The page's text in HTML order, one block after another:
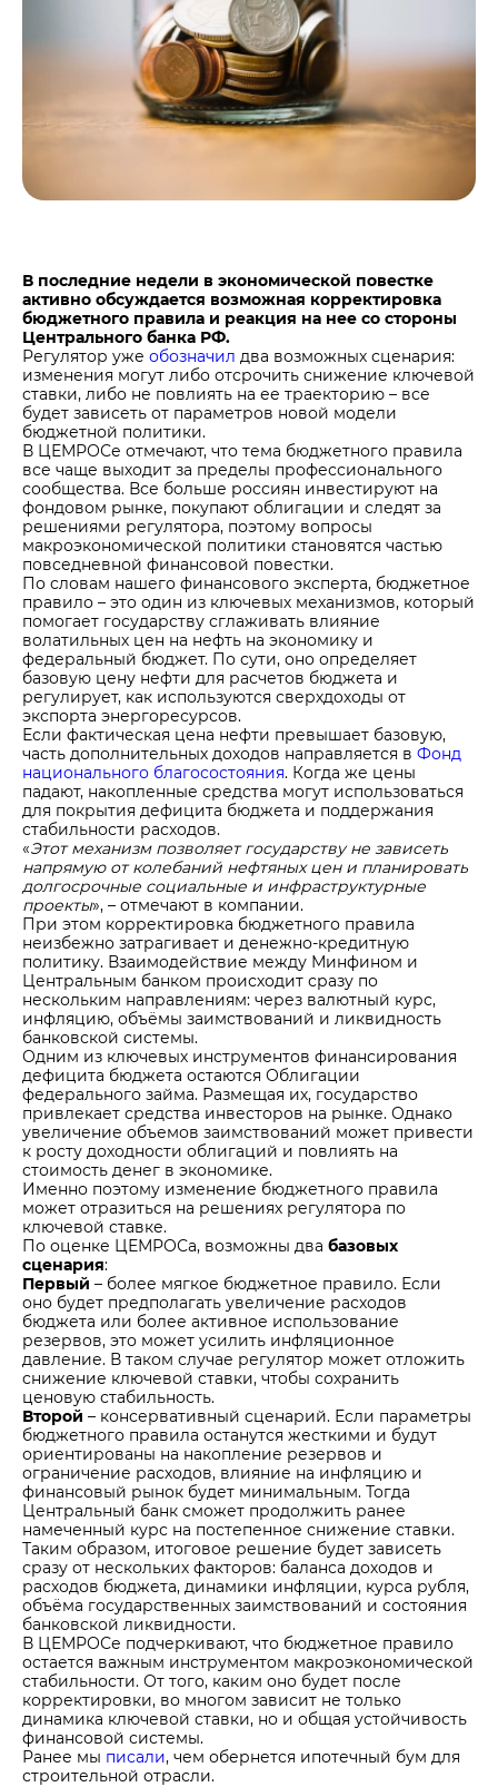
В последние недели в экономической повестке
активно обсуждается возможная корректировка
бюджетного правила и реакция на нее со стороны
Центрального банка РФ.
Регулятор уже обозначил два возможных сценария:
изменения могут либо отсрочить снижение ключевой
ставки, либо не повлиять на ее траекторию – все
будет зависеть от параметров новой модели
бюджетной политики.
В ЦЕМРОСе отмечают, что тема бюджетного правила
все чаще выходит за пределы профессионального
сообщества. Все больше россиян инвестируют на
фондовом рынке, покупают облигации и следят за
решениями регулятора, поэтому вопросы
макроэкономической политики становятся частью
повседневной финансовой повестки.
По словам нашего финансового эксперта, бюджетное
правило – это один из ключевых механизмов, который
помогает государству сглаживать влияние
волатильных цен на нефть на экономику и
федеральный бюджет. По сути, оно определяет
базовую цену нефти для расчетов бюджета и
регулирует, как используются сверхдоходы от
экспорта энергоресурсов.
Если фактическая цена нефти превышает базовую,
часть дополнительных доходов направляется в Фонд
национального благосостояния. Когда же цены
падают, накопленные средства могут использоваться
для покрытия дефицита бюджета и поддержания
стабильности расходов.
«Этот механизм позволяет государству не зависеть
напрямую от колебаний нефтяных цен и планировать
долгосрочные социальные и инфраструктурные
проекты», – отмечают в компании.
При этом корректировка бюджетного правила
неизбежно затрагивает и денежно-кредитную
политику. Взаимодействие между Минфином и
Центральным банком происходит сразу по
нескольким направлениям: через валютный курс,
инфляцию, объёмы заимствований и ликвидность
банковской системы.
Одним из ключевых инструментов финансирования
дефицита бюджета остаются Облигации
федерального займа. Размещая их, государство
привлекает средства инвесторов на рынке. Однако
увеличение объемов заимствований может привести
к росту доходности облигаций и повлиять на
стоимость денег в экономике.
Именно поэтому изменение бюджетного правила
может отразиться на решениях регулятора по
ключевой ставке.
По оценке ЦЕМРОСа, возможны два базовых
сценария:
Первый – более мягкое бюджетное правило. Если
оно будет предполагать увеличение расходов
бюджета или более активное использование
резервов, это может усилить инфляционное
давление. В таком случае регулятор может отложить
снижение ключевой ставки, чтобы сохранить
ценовую стабильность.
Второй – консервативный сценарий. Если параметры
бюджетного правила останутся жесткими и будут
ориентированы на накопление резервов и
ограничение расходов, влияние на инфляцию и
финансовый рынок будет минимальным. Тогда
Центральный банк сможет продолжить ранее
намеченный курс на постепенное снижение ставки.
Таким образом, итоговое решение будет зависеть
сразу от нескольких факторов: баланса доходов и
расходов бюджета, динамики инфляции, курса рубля,
объёма государственных заимствований и состояния
банковской ликвидности.
В ЦЕМРОСе подчеркивают, что бюджетное правило
остается важным инструментом макроэкономической
стабильности. От того, каким оно будет после
корректировки, во многом зависит не только
динамика ключевой ставки, но и общая устойчивость
финансовой системы.
Ранее мы писали, чем обернется ипотечный бум для
строительной отрасли.
Центры дистрибуции
Реализация ТМЦ и непрофильных активов
Политика в области закупок
В помощь поставщику
Не только цемент
Люди ЦЕМРОСа
Технологии и тренды
Издание для клиентов
Медиабанк
Контакты
Контакты
Контакты для СМИ
Служба доверия